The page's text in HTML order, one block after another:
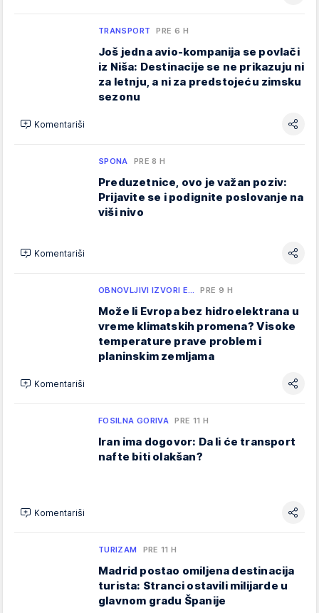
TRANSPORT PRE 6 H
Još jedna avio-kompanija se povlači
iz Niša: Destinacije se ne prikazuju ni
za letnju, a ni za predstojeću zimsku
sezonu
Komentariši
SPONA PRE 8 H
Preduzetnice, ovo je važan poziv:
Prijavite se i podignite poslovanje na
viši nivo
Komentariši
OBNOVLJIVI IZVORI E… PRE 9 H
Može li Evropa bez hidroelektrana u
vreme klimatskih promena? Visoke
temperature prave problem i
planinskim zemljama
Komentariši
FOSILNA GORIVA PRE 11 H
Iran ima dogovor: Da li će transport
nafte biti olakšan?
Komentariši
TURIZAM PRE 11 H
Madrid postao omiljena destinacija
turista: Stranci ostavili milijarde u
glavnom gradu Španije